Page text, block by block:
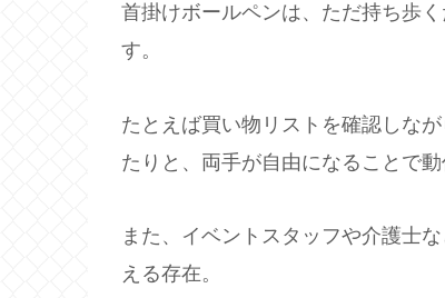
首掛けボールペンは、ただ持ち歩
す。
たとえば買い物リストを確認しな
たりと、両手が自由になることで動
また、イベントスタッフや介護士
える存在。